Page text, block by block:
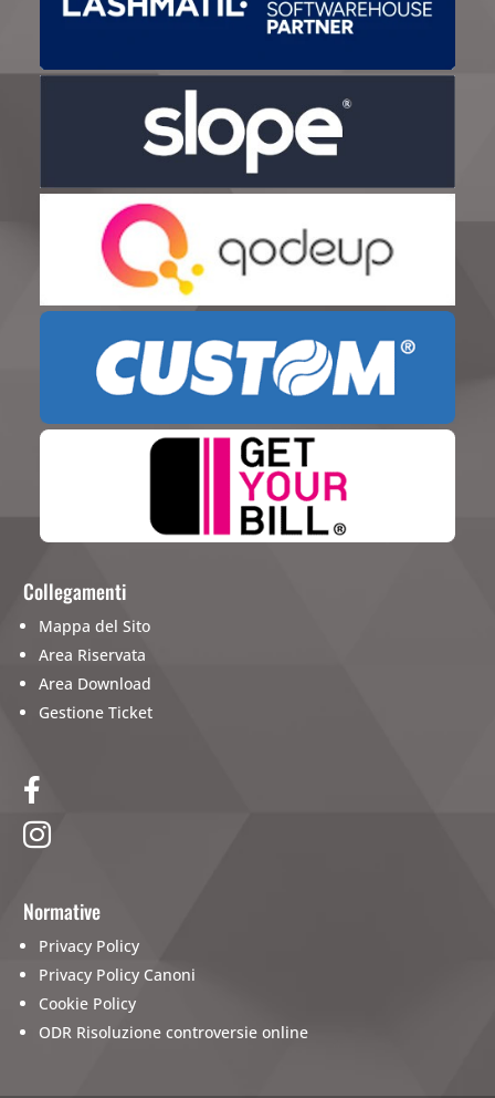
Collegamenti
Mappa del Sito
Area Riservata
Area Download
Gestione Ticket


Normative
Privacy Policy
Privacy Policy Canoni
Cookie Policy
ODR Risoluzione controversie online